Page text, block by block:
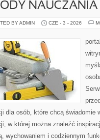
NAUCZANIA
BY ADMIN CZE - 3 - 2026
dla osób, które chcą świadomie
w której można znaleźć
wychowaniem i codziennym